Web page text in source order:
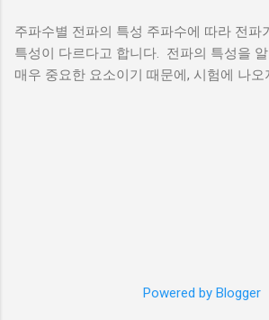
브라스 정션에 선을 하나
사진에 보이는 아래쪽 녹/
리턴전류를 잡기 위해 SO-
이블의 가운데를 통해 안
쌌습니다. 두 가지 테이프
주파수별 전파의 특성 주파수에 따라 전파
특성이 다르다고 합니다. 전파의 특성을
매우 중요한 요소이기 때문에, 시험에 나오
생각합니다. LF이하의 파장은 아마추어
대에는 D층이 완전히 사라지기 때문에, 매
Powered by Blogger